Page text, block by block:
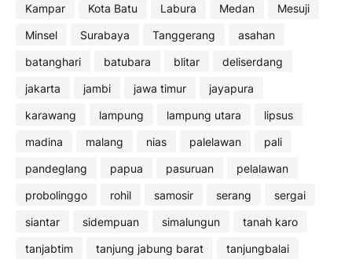
Kampar
Kota Batu Labura Medan
Mesuji
Minsel
Surabaya Tanggerang
asahan
batanghari
batubara blitar
deliserdang
jakarta
jambi jawa timur
jayapura
karawang
lampung lampung utara
lipsus
madina
malang nias palelawan
pali
pandeglang
papua pasuruan
pelalawan
probolinggo
rohil samosir serang
sergai
siantar
sidempuan simalungun
tanah karo
tanjabtim
tanjung jabung barat
tanjungbalai